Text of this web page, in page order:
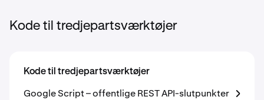
Kode til tredjepartsværktøjer
Kode til tredjepartsværktøjer
Google Script – offentlige REST API-slutpunkter